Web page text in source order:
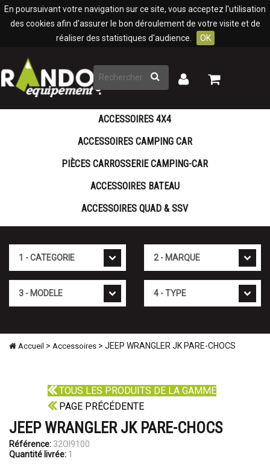
En poursuivant votre navigation sur ce site, vous acceptez l'utilisation
des cookies afin d'assurer le bon déroulement de votre visite et de
réaliser des statistiques d'audience.
OK
Rechercher
Mon
Mon
ACCESSOIRES 4X4
ACCESSOIRES CAMPING CAR
PIÈCES CARROSSERIE CAMPING-CAR
ACCESSOIRES BATEAU
ACCESSOIRES QUAD & SSV
Accueil > Accessoires > JEEP WRANGLER JK PARE-CHOCS
TOUS LES PRODUITS DE LA GAMME
PAGE PRÉCÉDENTE
JEEP WRANGLER JK PARE-CHOCS
Référence: 32OI9100
Quantité livrée: 1
Panneau de gestion des cookies